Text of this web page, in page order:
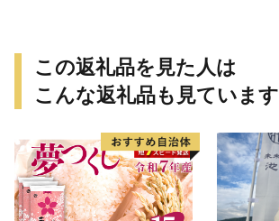
この返礼品を見た人は
こんな返礼品も見ています